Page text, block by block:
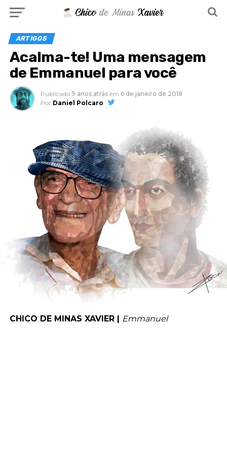
ARTIGOS
Acalma-te! Uma mensagem
de Emmanuel para você
Publicado 9 anos atrás em 6 de janeiro de 2018
Por Daniel Polcaro
CHICO DE MINAS XAVIER | Emmanuel